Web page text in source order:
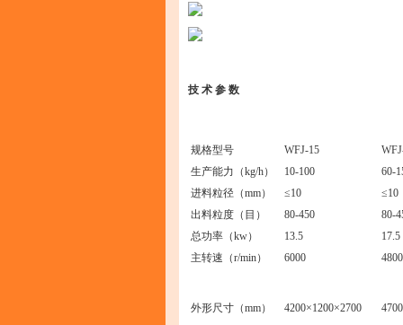
技 术 参 数
规格型号 WFJ-15
生产能力（kg/h）
10-100
60-
进料粒径（mm）
≤10
≤10
出料粒度（目）
80-450
80-
总功率（kw）
13.5
17.5
主转速（r/min）
6000 4800
外形尺寸（mm） 4200×1200×2700